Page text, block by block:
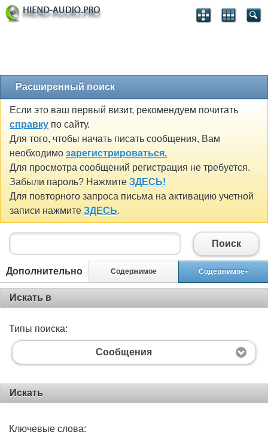
Расширенный поиск
Если это ваш первый визит, рекомендуем почитать
справку по сайту.
Для того, чтобы начать писать сообщения, Вам
необходимо зарегистрироваться.
Для просмотра сообщений регистрация не требуется.
Забыли пароль? Нажмите ЗДЕСЬ!
Для повторного запроса письма на активацию учетной
записи нажмите ЗДЕСЬ.
Поиск
Дополнительно Содержимое Содержимое+
Искать в
Типы поиска:
Сообщения
Искать
Ключевые слова: